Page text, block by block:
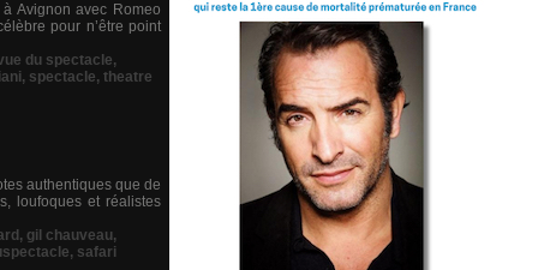
Avignon avec Romeo
pour n’être point
du spectacle,
, spectacle, theatre
authentiques que de
loufoques et réalistes
, gil chauveau,
, safari